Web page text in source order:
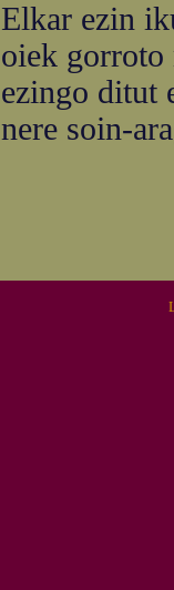
Elkar ezin
oiek gorroto
ezingo ditut
nere soin-